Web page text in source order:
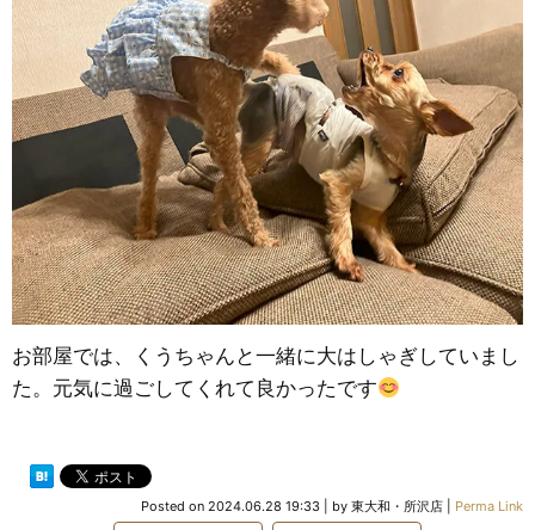
お部屋では、くうちゃんと一緒に大はしゃぎしていまし
た。元気に過ごしてくれて良かったです
Posted on 2024.06.28 19:33 by 東大和・所沢店 Perma Link